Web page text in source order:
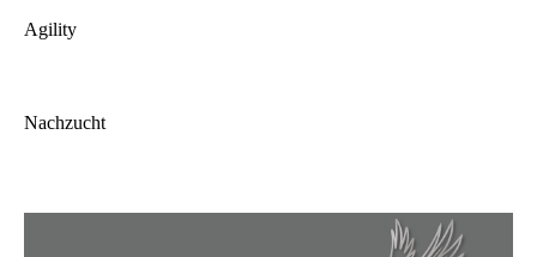
Agility
Nachzucht